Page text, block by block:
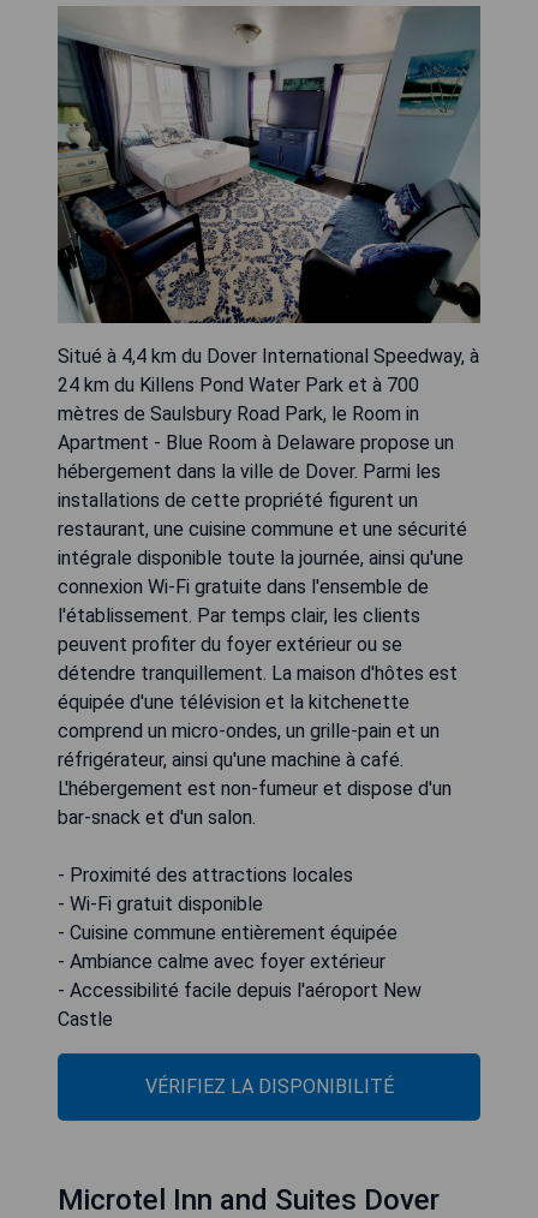
Situé à 4,4 km du Dover International Speedway, à
24 km du Killens Pond Water Park et à 700
mètres de Saulsbury Road Park, le Room in
Apartment - Blue Room à Delaware propose un
hébergement dans la ville de Dover. Parmi les
installations de cette propriété figurent un
restaurant, une cuisine commune et une sécurité
intégrale disponible toute la journée, ainsi qu'une
connexion Wi-Fi gratuite dans l'ensemble de
l'établissement. Par temps clair, les clients
peuvent profiter du foyer extérieur ou se
détendre tranquillement. La maison d'hôtes est
équipée d'une télévision et la kitchenette
comprend un micro-ondes, un grille-pain et un
réfrigérateur, ainsi qu'une machine à café.
L'hébergement est non-fumeur et dispose d'un
bar-snack et d'un salon.
- Proximité des attractions locales
- Wi-Fi gratuit disponible
- Cuisine commune entièrement équipée
- Ambiance calme avec foyer extérieur
- Accessibilité facile depuis l'aéroport New
Castle
VÉRIFIEZ LA DISPONIBILITÉ
Microtel Inn and Suites Dover